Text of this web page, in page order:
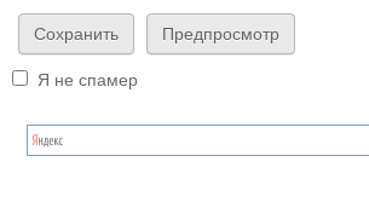
Я не спамер
Я спамер